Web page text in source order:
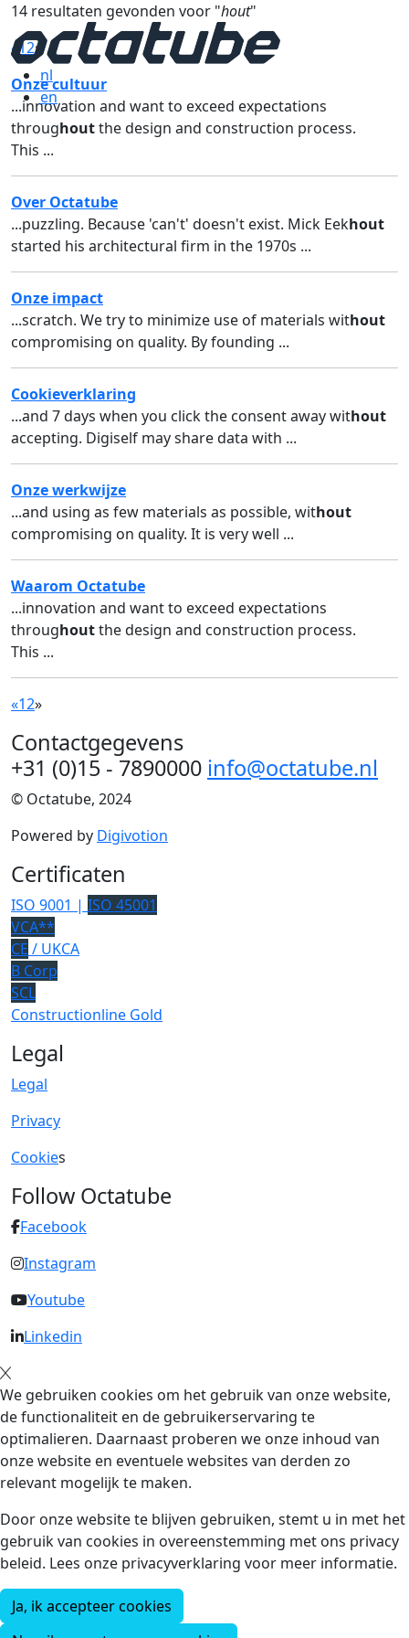
nl
en
14 resultaten gevonden voor "hout"
« 12»
Onze cultuur
...innovation and want to exceed expectations
throughoutthe design and construction process.
This ...
Over Octatube
...puzzling. Because 'can't' doesn't exist. Mick Eekhout
started his architectural firm in the 1970s ...
Onze impact
...scratch. We try to minimize use of materials without
compromising on quality. By founding ...
Cookieverklaring
...and 7 days when you click the consent away without
accepting. Digiself may share data with ...
Onze werkwijze
...and using as few materials as possible, without
compromising on quality. It is very well ...
Waarom Octatube
...innovation and want to exceed expectations
throughoutthe design and construction process.
This ...
«12»
Contactgegevens
+31 (0)15 - 7890000 info@octatube.nl
© Octatube, 2024
Powered by Digivotion
Certificaten
ISO 9001 | ISO 45001
VCA**
CE / UKCA
B Corp
SCL
Constructionline Gold
Legal
Legal
Privacy
Cookies
Follow Octatube
Facebook
Instagram
Youtube
Linkedin
We gebruiken cookies om het gebruik van onze website,
de functionaliteit en de gebruikerservaring te
optimalieren. Daarnaast proberen we onze inhoud van
onze website en eventuele websites van derden zo
relevant mogelijk te maken.
Door onze website te blijven gebruiken, stemt u in met het
gebruik van cookies in overeenstemming met ons privacy
beleid. Lees onze privacyverklaring voor meer informatie.
Ja, ik accepteer cookies